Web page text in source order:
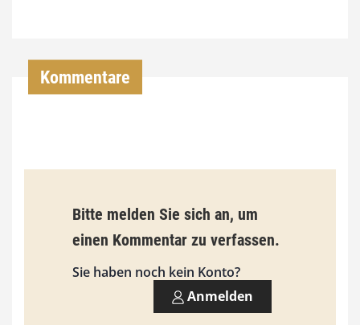
€
i
s
9
Kommentare
Bitte melden Sie sich an, um
einen Kommentar zu verfassen.
Sie haben noch kein Konto?
Anmelden